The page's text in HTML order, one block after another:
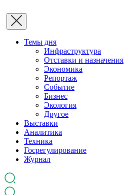
Темы дня
Инфраструктура
Отставки и назначения
Экономика
Репортаж
Событие
Бизнес
Экология
Другое
Выставки
Аналитика
Техника
Госрегулирование
Журнал